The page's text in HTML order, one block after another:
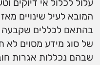
עלול לכלול אי דיוקים
המובא לעיל שינויים
בהתאם לכללים שקבעה
שבהם נכללות אגרות